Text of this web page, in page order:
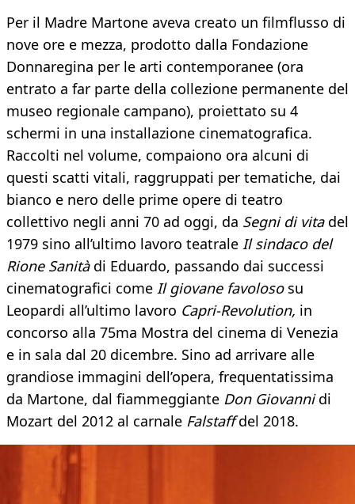
Per il Madre Martone aveva creato un filmflusso di
nove ore e mezza, prodotto dalla Fondazione
Donnaregina per le arti contemporanee (ora
entrato a far parte della collezione permanente del
museo regionale campano), proiettato su 4
schermi in una installazione cinematografica.
Raccolti nel volume, compaiono ora alcuni di
questi scatti vitali, raggruppati per tematiche, dai
bianco e nero delle prime opere di teatro
collettivo negli anni 70 ad oggi, da Segni di vitadel
1979 sino all’ultimo lavoro teatrale Il sindaco del
Rione Sanitàdi Eduardo, passando dai successi
cinematografici come Il giovane favolososu
Leopardi all’ultimo lavoro Capri-Revolution, in
concorso alla 75ma Mostra del cinema di Venezia
e in sala dal 20 dicembre. Sino ad arrivare alle
grandiose immagini dell’opera, frequentatissima
da Martone, dal fiammeggiante Don Giovannidi
Mozart del 2012 al carnale Falstaffdel 2018.